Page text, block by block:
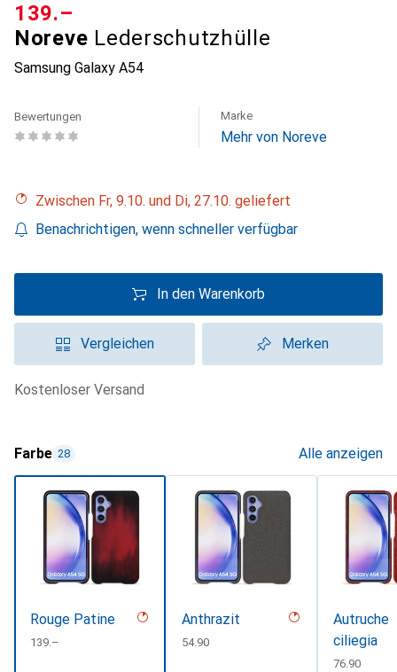
Noreve Lederschutzhülle
Samsung Galaxy A54
CHF
139.–
Bewertungen Marke
Mehr von Noreve
Zwischen Fr, 9.10. und Di, 27.10. geliefert
Benachrichtigen, wenn schneller verfügbar
In den Warenkorb
Vergleichen Merken
kostenloser Versand
Farbe 28 Alle anzeigen
Rouge Patine
CHF
139.–
Anthrazit
CHF
54.90
Autruche
ciliegia
CHF
76.90